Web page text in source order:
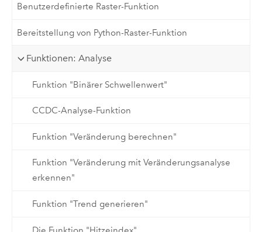
Benutzerdefinierte Raster-Funktion
Bereitstellung von Python-Raster-Funktion
Funktionen: Analyse
Funktion "Binärer Schwellenwert"
CCDC-Analyse-Funktion
Funktion "Veränderung berechnen"
Funktion "Veränderung mit Veränderungsanalyse
erkennen"
Funktion "Trend generieren"